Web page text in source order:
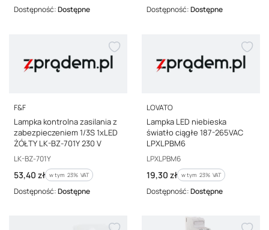
Dostępność:Dostępne Dostępność:Dostępne
PRODUCENT
F&F
Lampka kontrolna zasilania z
zabezpieczeniem 1/3S 1xLED
ŻÓŁTY LK-BZ-701Y 230 V
Kod producenta
LK-BZ-701Y
Cena brutto
53,40 zł w tym %s VAT
w tym 23% VAT
Dostępność:Dostępne
PRODUCENT
LOVATO
Lampka LED niebieska
światło ciągłe 187-265VAC
LPXLPBM6
Kod producenta
LPXLPBM6
Cena brutto
19,30 zł w tym %s VAT
w tym 23% VAT
Dostępność:Dostępne